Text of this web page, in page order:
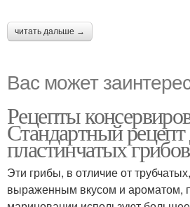
читать дальше →
Вас может
Рецепты
Стандартный рецепт
пластинчатых грибов
Эти грибы, в отличие от
выраженным вкусом и ароматом,